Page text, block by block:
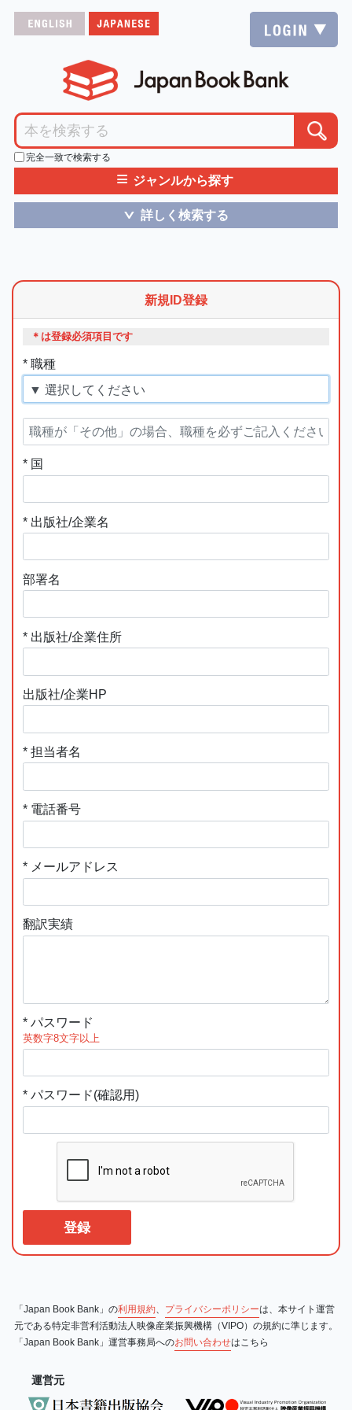
完全一致で検索する
≡ ジャンルから探す
＞ 詳しく検索する
新規ID登録
＊は登録必須項目です
* 職種
* 国
* 出版社/企業名
部署名
* 出版社/企業住所
出版社/企業HP
* 担当者名
* 電話番号
* メールアドレス
翻訳実績
* パスワード
英数字8文字以上
* パスワード(確認用)
登録
「Japan Book Bank」の利用規約、 プライバシーポリシーは、本サイト運営
元である特定非営利活動法人映像産業振興機構（VIPO）の規約に準じます。
「Japan Book Bank」運営事務局へのお問い合わせはこちら
運営元